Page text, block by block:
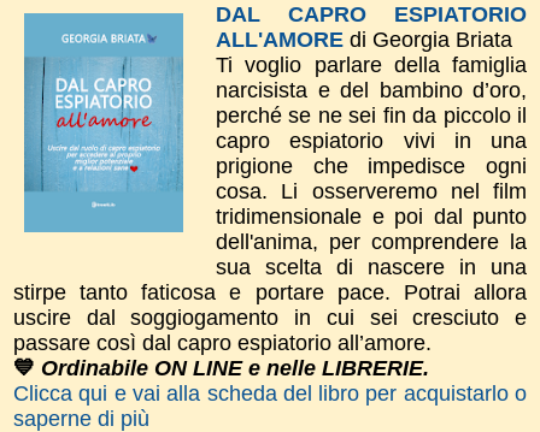
DAL CAPRO ESPIATORIO
ALL'AMORE di Georgia Briata
Ti voglio parlare della famiglia
narcisista e del bambino d’oro,
perché se ne sei fin da piccolo il
capro espiatorio vivi in una
prigione che impedisce ogni
cosa. Li osserveremo nel film
tridimensionale e poi dal punto
dell'anima, per comprendere la
sua scelta di nascere in una
stirpe tanto faticosa e portare pace. Potrai allora
uscire dal soggiogamento in cui sei cresciuto e
passare così dal capro espiatorio all’amore.
💙 Ordinabile ON LINE e nelle LIBRERIE.
Clicca qui e vai alla scheda del libro per acquistarlo o
saperne di più